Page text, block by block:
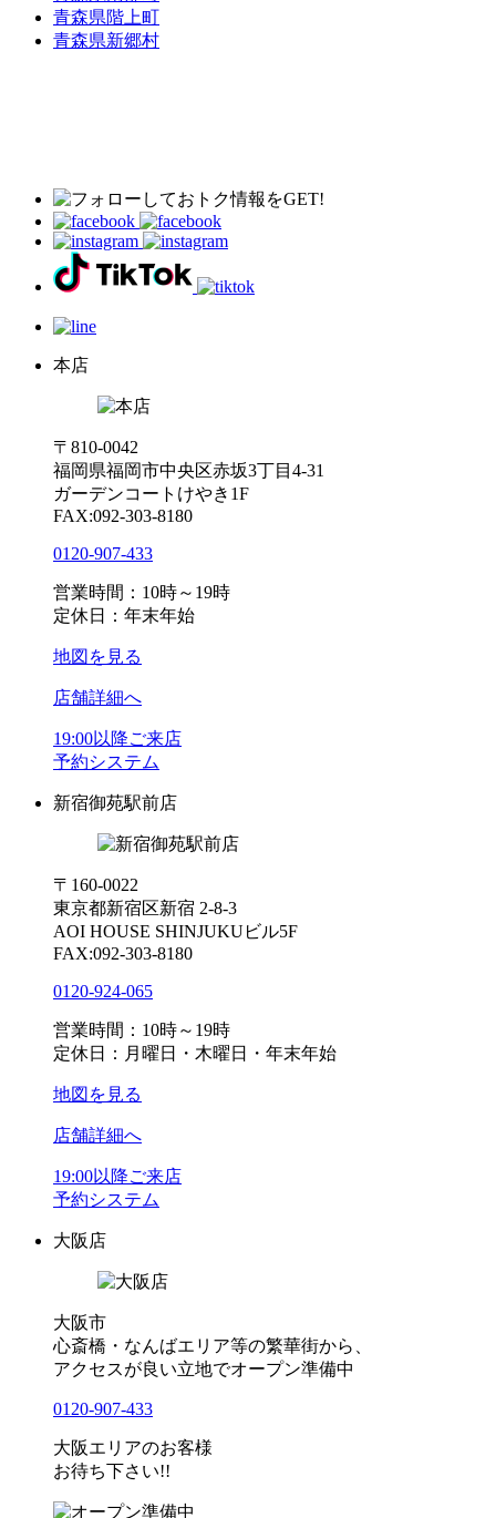
青森県階上町
青森県新郷村
本店
〒810-0042
福岡県福岡市中央区赤坂3丁目4-31
ガーデンコートけやき1F
FAX:092-303-8180
0120-907-433
営業時間：10時～19時
定休日：年末年始
地図を見る
店舗詳細へ
19:00以降ご来店
予約システム
新宿御苑駅前店
〒160-0022
東京都新宿区新宿 2-8-3
AOI HOUSE SHINJUKUビル5F
FAX:092-303-8180
0120-924-065
営業時間：10時～19時
定休日：月曜日・木曜日・年末年始
地図を見る
店舗詳細へ
19:00以降ご来店
予約システム
大阪店
大阪市
心斎橋・なんばエリア等の繁華街から、
アクセスが良い立地でオープン準備中
0120-907-433
大阪エリアのお客様
お待ち下さい!!